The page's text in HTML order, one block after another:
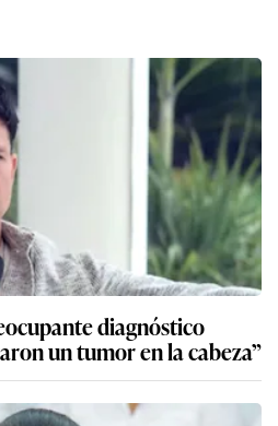
diagnóstico
un tumor en la cabeza”